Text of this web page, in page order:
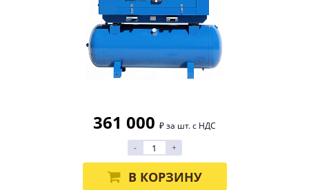
361 000 ₽ за шт. с НДС
-
+
В КОРЗИНУ